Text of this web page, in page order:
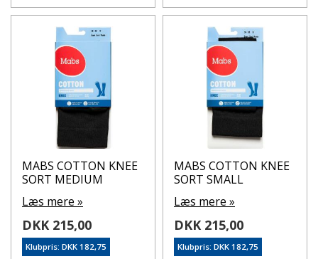
MABS COTTON KNEE
SORT MEDIUM
Læs mere »
DKK 215,00
Klubpris: DKK 182,75
MABS COTTON KNEE
SORT SMALL
Læs mere »
DKK 215,00
Klubpris: DKK 182,75